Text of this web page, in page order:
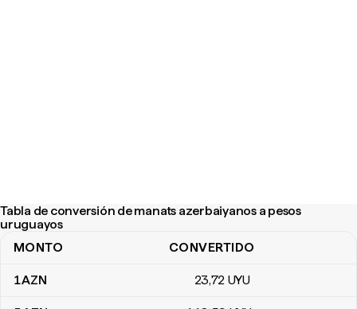
Tabla de conversión de manats azerbaiyanos a pesos
uruguayos
Tabla de conversión de manats azerbaiyanos a pesos uruguayos
MONTO CONVERTIDO
1AZN 23,72 UYU